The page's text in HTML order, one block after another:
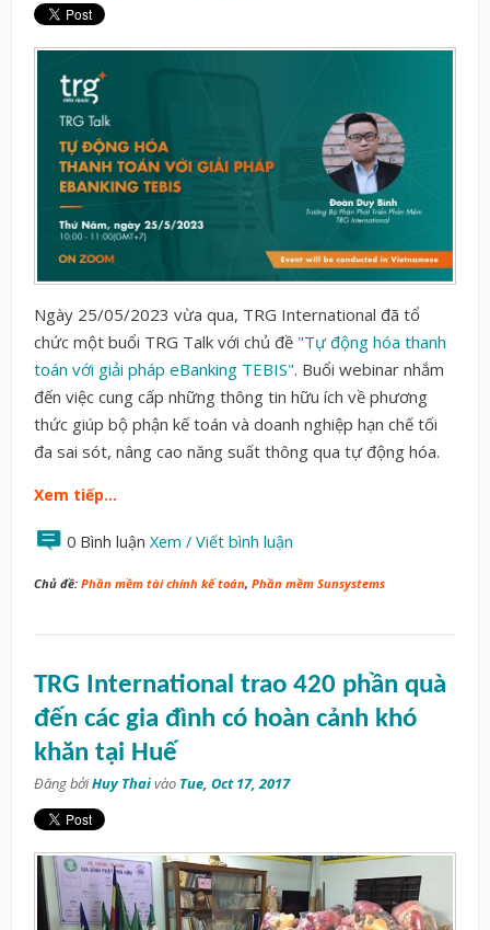
Ngày 25/05/2023 vừa qua, TRG International đã tổ
chức một buổi TRG Talk với chủ đề "Tự động hóa thanh
toán với giải pháp eBanking TEBIS". Buổi webinar nhắm
đến việc cung cấp những thông tin hữu ích về phương
thức giúp bộ phận kế toán và doanh nghiệp hạn chế tối
đa sai sót, nâng cao năng suất thông qua tự động hóa.
Xem tiếp…
0 Bình luận Xem / Viết bình luận
Chủ đề: Phần mềm tài chính kế toán, Phần mềm Sunsystems
TRG International trao 420 phần quà
đến các gia đình có hoàn cảnh khó
khăn tại Huế
Đăng bởiHuy Thaivào Tue, Oct 17, 2017